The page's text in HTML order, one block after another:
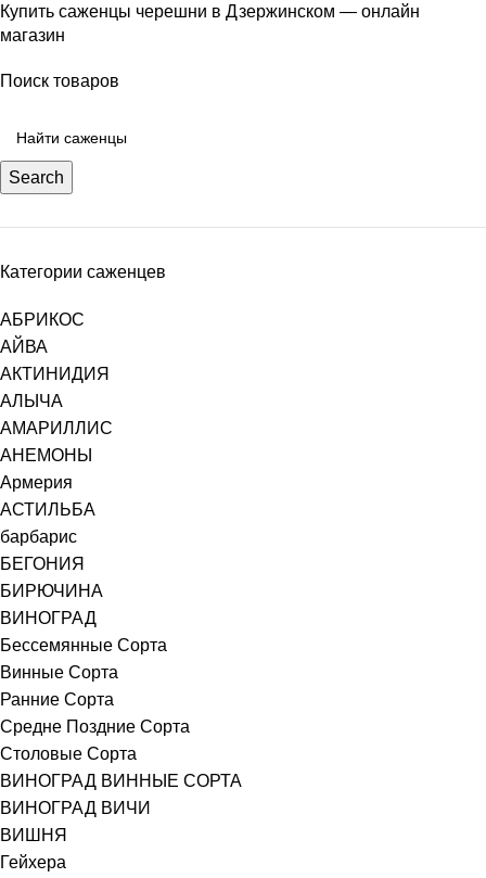
Поиск товаров
Search
Категории саженцев
АБРИКОС
АЙВА
АКТИНИДИЯ
АЛЫЧА
АМАРИЛЛИС
АНЕМОНЫ
Армерия
АСТИЛЬБА
барбарис
БЕГОНИЯ
БИРЮЧИНА
ВИНОГРАД
Бессемянные Сорта
Винные Сорта
Ранние Сорта
Средне Поздние Сорта
Столовые Сорта
ВИНОГРАД ВИННЫЕ СОРТА
ВИНОГРАД ВИЧИ
ВИШНЯ
Гейхера
Купить саженцы черешни в Дзержинском — онлайн
магазин